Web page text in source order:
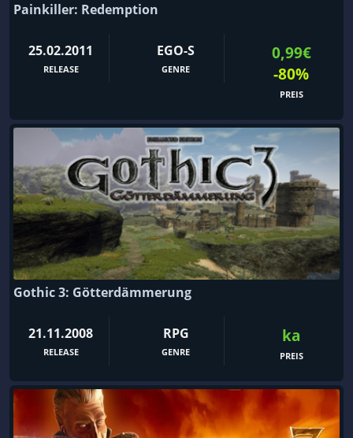
Painkiller: Redemption
25.02.2011
RELEASE
EGO-S
GENRE
0,99€
-80%
PREIS
Gothic 3: Götterdämmerung
21.11.2008
RELEASE
RPG
GENRE
ka
PREIS